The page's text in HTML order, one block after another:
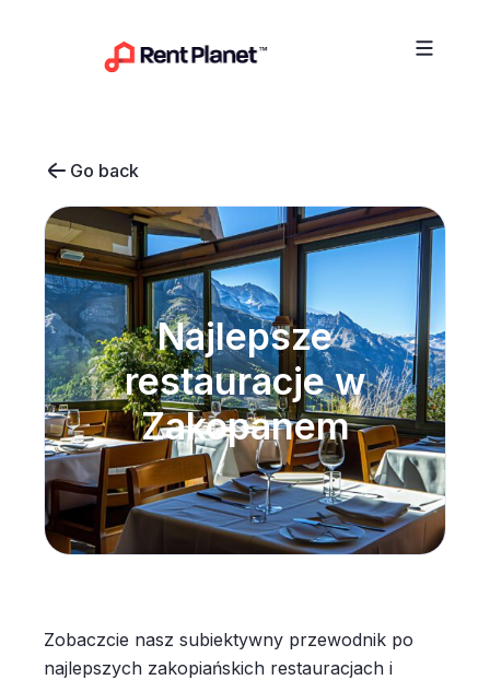
Go back
Najlepsze
restauracje w
Zakopanem
Zobaczcie nasz subiektywny przewodnik po
najlepszych zakopiańskich restauracjach i